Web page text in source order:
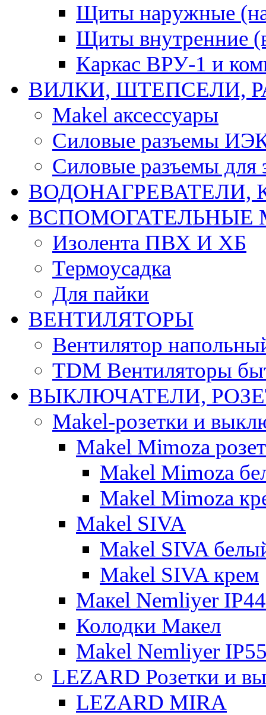
Щиты наружные
Щиты внутренние
Каркас ВРУ-1 и
ВИЛКИ, ШТЕПСЕЛИ,
Makel аксессуары
Силовые разъемы
Силовые разъемы для
ВОДОНАГРЕВАТЕЛИ,
ВСПОМОГАТЕЛЬНЫЕ
Изолента ПВХ И ХБ
Термоусадка
Для пайки
ВЕНТИЛЯТОРЫ
Вентилятор
TDM Вентиляторы
ВЫКЛЮЧАТЕЛИ,
Makel-розетки и
Makel Mimoza
Makel Mimoza
Makel Mimoza
Makel SIVA
Makel SIVA
Makel SIVA крем
Макеl Nemliyer IP44
Колодки Макел
Makel Nemliyer
LEZARD Розетки и
LEZARD MIRA